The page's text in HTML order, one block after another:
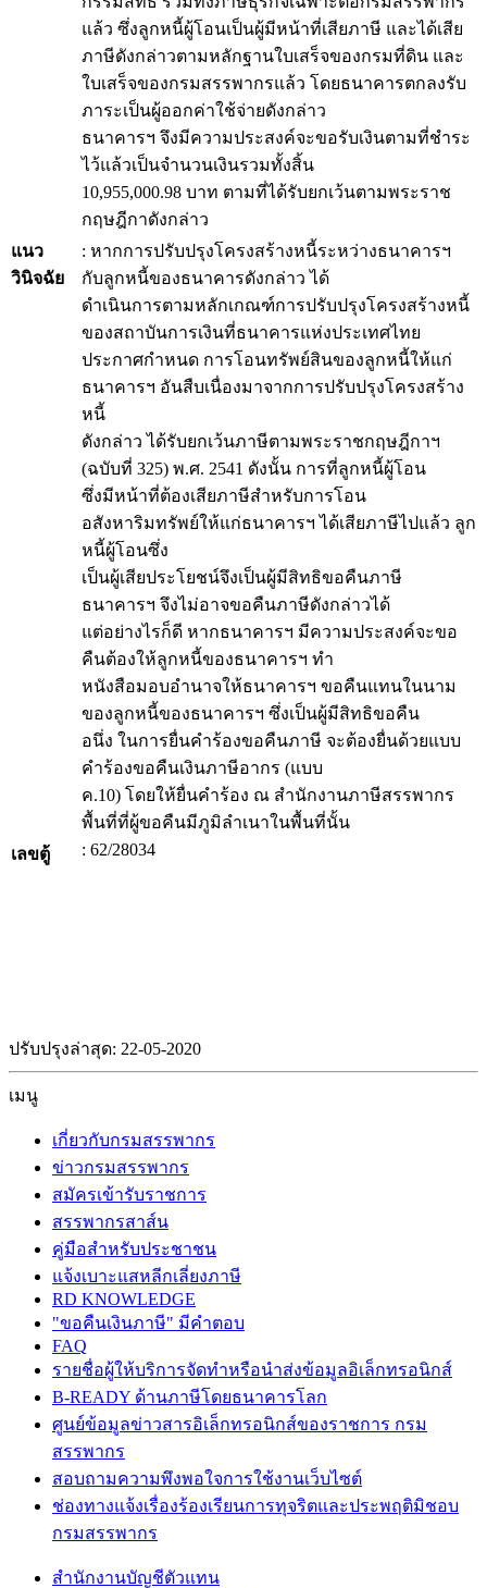
แล้ว ซึ่งลูกหนี้ผู้โอนเป็นผู้มีหน้าที่เสียภาษี และได้เสีย
ภาษีดังกล่าวตามหลักฐานใบเสร็จของกรมที่ดิน และ
ใบเสร็จของกรมสรรพากรแล้ว โดยธนาคารตกลงรับ
ภาระเป็นผู้ออกค่าใช้จ่ายดังกล่าว
ธนาคารฯ จึงมีความประสงค์จะขอรับเงินตามที่ชำระ
ไว้แล้วเป็นจำนวนเงินรวมทั้งสิ้น
10,955,000.98 บาท ตามที่ได้รับยกเว้นตามพระราช
กฤษฎีกาดังกล่าว
แนว
วินิจฉัย
: หากการปรับปรุงโครงสร้างหนี้ระหว่างธนาคารฯ
กับลูกหนี้ของธนาคารดังกล่าว ได้
ดำเนินการตามหลักเกณฑ์การปรับปรุงโครงสร้างหนี้
ของสถาบันการเงินที่ธนาคารแห่งประเทศไทย
ประกาศกำหนด การโอนทรัพย์สินของลูกหนี้ให้แก่
ธนาคารฯ อันสืบเนื่องมาจากการปรับปรุงโครงสร้าง
หนี้
ดังกล่าว ได้รับยกเว้นภาษีตามพระราชกฤษฎีกาฯ
(ฉบับที่ 325) พ.ศ. 2541 ดังนั้น การที่ลูกหนี้ผู้โอน
ซึ่งมีหน้าที่ต้องเสียภาษีสำหรับการโอน
อสังหาริมทรัพย์ให้แก่ธนาคารฯ ได้เสียภาษีไปแล้ว ลูก
หนี้ผู้โอนซึ่ง
เป็นผู้เสียประโยชน์จึงเป็นผู้มีสิทธิขอคืนภาษี
ธนาคารฯ จึงไม่อาจขอคืนภาษีดังกล่าวได้
แต่อย่างไรก็ดี หากธนาคารฯ มีความประสงค์จะขอ
คืนต้องให้ลูกหนี้ของธนาคารฯ ทำ
หนังสือมอบอำนาจให้ธนาคารฯ ขอคืนแทนในนาม
ของลูกหนี้ของธนาคารฯ ซึ่งเป็นผู้มีสิทธิขอคืน
อนึ่ง ในการยื่นคำร้องขอคืนภาษี จะต้องยื่นด้วยแบบ
คำร้องขอคืนเงินภาษีอากร (แบบ
ค.10) โดยให้ยื่นคำร้อง ณ สำนักงานภาษีสรรพากร
พื้นที่ที่ผู้ขอคืนมีภูมิลำเนาในพื้นที่นั้น
เลขตู้
: 62/28034
ปรับปรุงล่าสุด: 22-05-2020
เมนู
เกี่ยวกับกรมสรรพากร
ข่าวกรมสรรพากร
สมัครเข้ารับราชการ
สรรพากรสาส์น
คู่มือสำหรับประชาชน
แจ้งเบาะแสหลีกเลี่ยงภาษี
RD KNOWLEDGE
"ขอคืนเงินภาษี" มีคำตอบ
FAQ
รายชื่อผู้ให้บริการจัดทำหรือนำส่งข้อมูลอิเล็กทรอนิกส์
B-READY ด้านภาษีโดยธนาคารโลก
ศูนย์ข้อมูลข่าวสารอิเล็กทรอนิกส์ของราชการ กรม
สรรพากร
สอบถามความพึงพอใจการใช้งานเว็บไซต์
ช่องทางแจ้งเรื่องร้องเรียนการทุจริตและประพฤติมิชอบ
กรมสรรพากร
สำนักงานบัญชีตัวแทน